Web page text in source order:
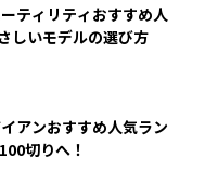
ティリティおすすめ人
しいモデルの選び方
アンおすすめ人気ラン
切りへ！